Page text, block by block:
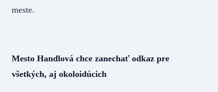
meste.
Mesto Handlová chce zanechať odkaz pre
všetkých, aj okoloidúcich